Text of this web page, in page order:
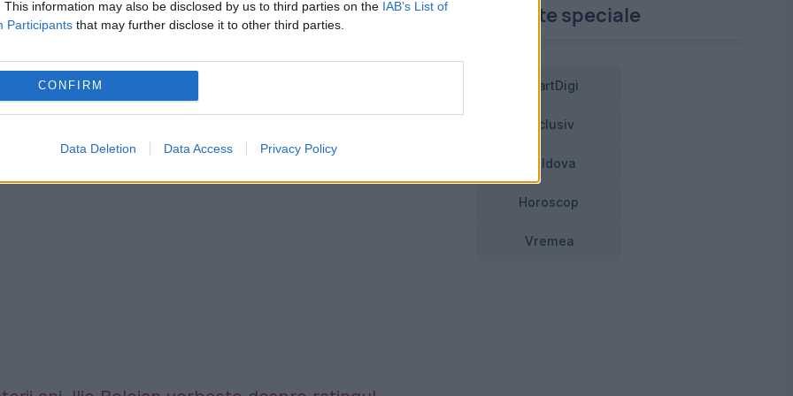
This information may also be disclosed by us to third parties on the IAB’s List of
Participants that may further disclose it to other third parties.
CONFIRM
Data Deletion Data Access Privacy Policy
Proiecte speciale
SmartDigi
Exclusiv
Moldova
Horoscop
Vremea